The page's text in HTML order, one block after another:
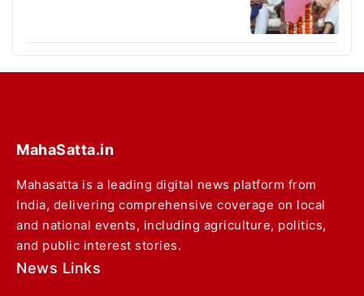
MahaSatta.in
Mahasatta is a leading digital news platform from
India, delivering comprehensive coverage on local
and national events, including agriculture, politics,
and public interest stories.
News Links